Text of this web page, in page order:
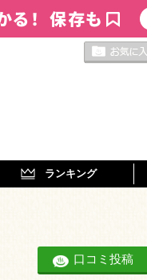
ランキング
口コミ投稿